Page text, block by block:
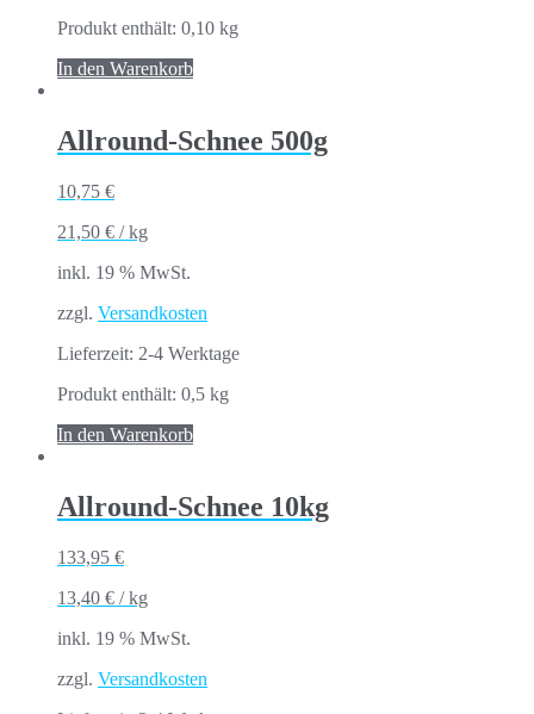
Produkt enthält: 0,10 kg
In den Warenkorb
Allround-Schnee 500g
10,75 €
21,50 € /kg
inkl. 19 % MwSt.
zzgl. Versandkosten
Lieferzeit: 2-4 Werktage
Produkt enthält: 0,5 kg
In den Warenkorb
Allround-Schnee 10kg
133,95 €
13,40 € /kg
inkl. 19 % MwSt.
zzgl. Versandkosten